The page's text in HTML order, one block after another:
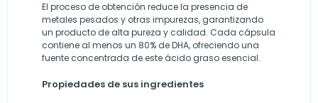
El proceso de obtención reduce la presencia de
metales pesados y otras impurezas, garantizando
un producto de alta pureza y calidad. Cada cápsula
contiene al menos un 80% de DHA, ofreciendo una
fuente concentrada de este ácido graso esencial.
Propiedades de sus ingredientes